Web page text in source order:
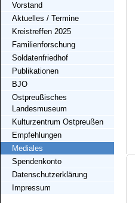
Vorstand
Aktuelles / Termine
Kreistreffen 2025
Familienforschung
Soldatenfriedhof
Publikationen
BJO
Ostpreußisches
Landesmuseum
Kulturzentrum Ostpreußen
Empfehlungen
Mediales
Spendenkonto
Datenschutzerklärung
Impressum